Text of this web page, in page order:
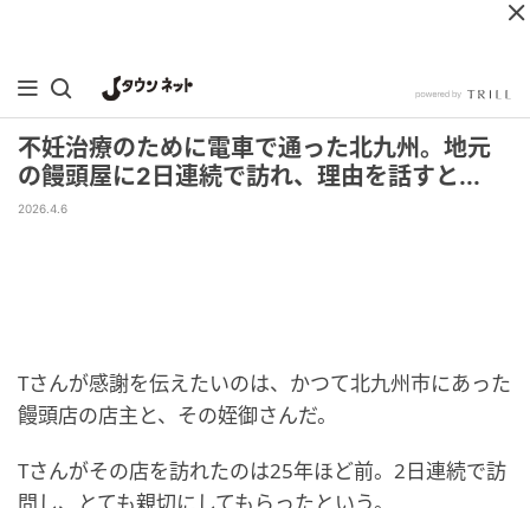
不妊治療のために電車で通った北九州。地元
の饅頭屋に2日連続で訪れ、理由を話すと...
2026.4.6
Tさんが感謝を伝えたいのは、かつて北九州市にあった
饅頭店の店主と、その姪御さんだ。
Tさんがその店を訪れたのは25年ほど前。2日連続で訪